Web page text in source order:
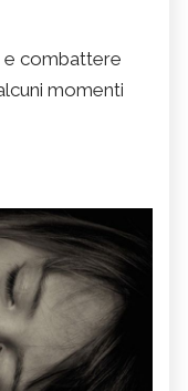
e combattere
momenti